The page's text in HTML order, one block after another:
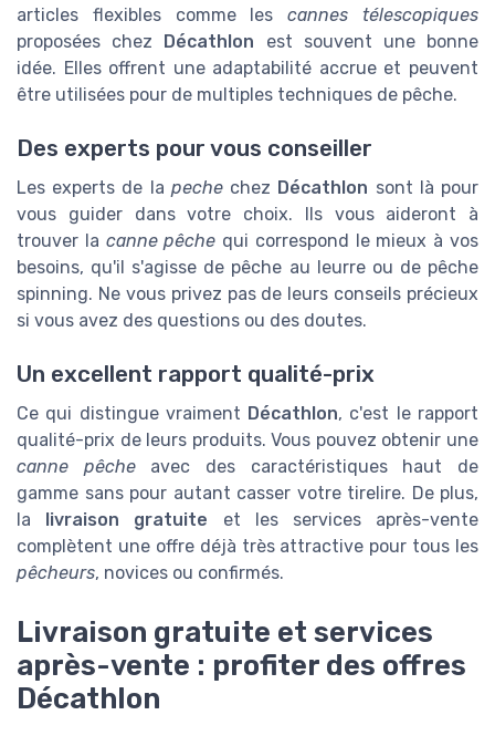
articles flexibles comme lescannes télescopiques
proposées chez Décathlon est souvent une bonne
idée. Elles offrent une adaptabilité accrue et peuvent
être utilisées pour de multiples techniques de pêche.
Des experts pour vous conseiller
Les experts de la pechechez Décathlon sont là pour
vous guider dans votre choix. Ils vous aideront à
trouver la canne pêche qui correspond le mieux à vos
besoins, qu'il s'agisse de pêche au leurre ou de pêche
spinning. Ne vous privez pas de leurs conseils précieux
si vous avez des questions ou des doutes.
Un excellent rapport qualité-prix
Ce qui distingue vraiment Décathlon, c'est le rapport
qualité-prix de leurs produits. Vous pouvez obtenir une
canne pêcheavec des caractéristiques haut de
gamme sans pour autant casser votre tirelire. De plus,
la
livraison gratuite et les services après-vente
complètent une offre déjà très attractive pour tous les
pêcheurs, novices ou confirmés.
Livraison gratuite et services
après-vente : profiter des offres
Décathlon